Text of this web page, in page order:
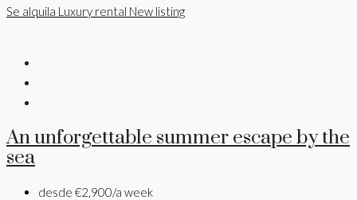
Se alquila Luxury rental New listing
An unforgettable summer escape by the
sea
desde €2,900/a week